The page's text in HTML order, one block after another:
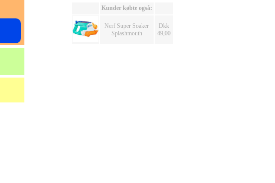
Kunder købte også:
Nerf Super Soaker
Splashmouth
Dkk
49,00